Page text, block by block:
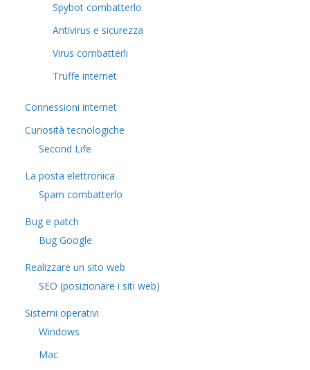
Spybot combatterlo
Antivirus e sicurezza
Virus combatterli
Truffe internet
Connessioni internet
Curiosità tecnologiche
​Second Life
La posta elettronica
Spam combatterlo
Bug e patch
Bug Google
Realizzare un sito web
SEO (posizionare i siti web)
Sistemi operativi
Windows
Mac